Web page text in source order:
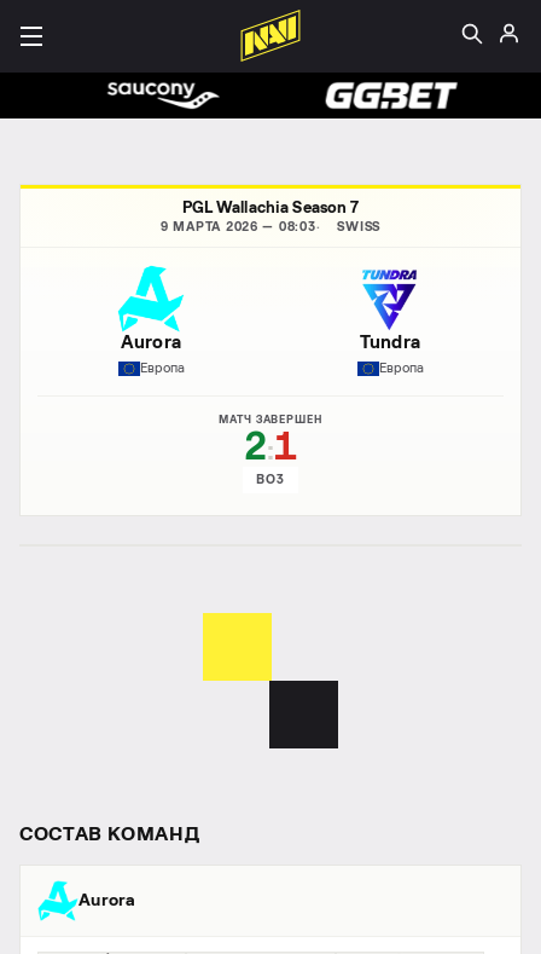
PGL Wallachia Season 7
9 МАРТА 2026 — 08:03 SWISS
Aurora
Европа
МАТЧ ЗАВЕРШЕН
2:1
BO3
Tundra
Европа
СОСТАВ КОМАНД
Aurora